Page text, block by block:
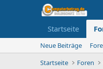
Startseite
Neue Beiträge
Startseite
Foren